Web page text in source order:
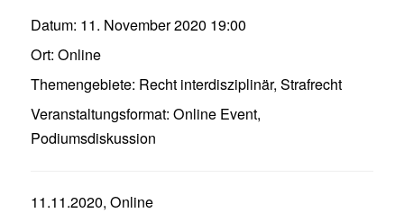
Datum: 11. November 2020 19:00
Ort: Online
Themengebiete: Recht interdisziplinär, Strafrecht
Veranstaltungsformat: Online Event,
Podiumsdiskussion
11.11.2020, Online